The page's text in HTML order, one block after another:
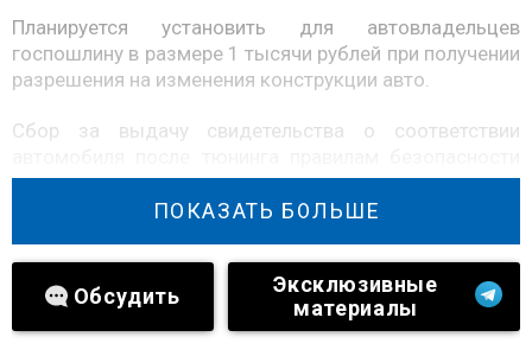
Планируется установить для автовладельцев
госпошлину в размере 1 тысячи рублей при получении
разрешения на изменения конструкции авто.
Сбор за выдачу свидетельства о соответствии
будет составлять от 800 до тысячи рублей.
транспортного средства к перевозке опасных грузов
будет установлена пошлина, которая составит 1500
рублей. Сбор за продление данного разрешения –
тысяча рублей.
ПОКАЗАТЬ БОЛЬШЕ
Обсудить
Эксклюзивные
материалы